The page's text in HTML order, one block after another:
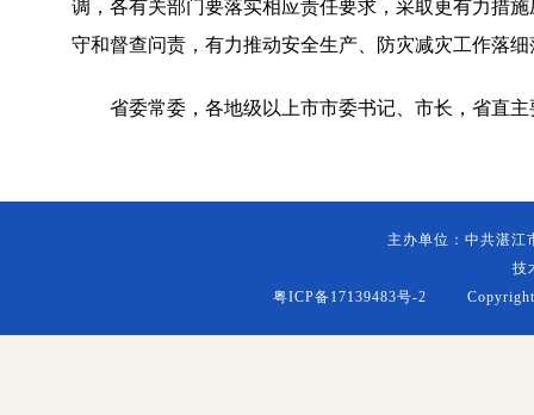
调，各有关部门要落实相应责任要求，采取更有力措
守和督查问责，有力推动安全生产、防灾减灾工作落细
省委常委，各地级以上市市委书记、市长，省直
主办单位：中共湛
技
粤ICP备17139483号-2 Copyright